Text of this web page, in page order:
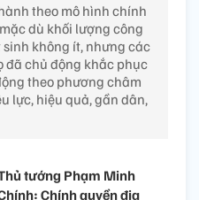
theo mô hình chính
dù khối lượng công
không ít, nhưng các
đã chủ động khắc phục
theo phương châm
lực, hiệu quả, gần dân,
tướng Phạm Minh
Chính quyền địa